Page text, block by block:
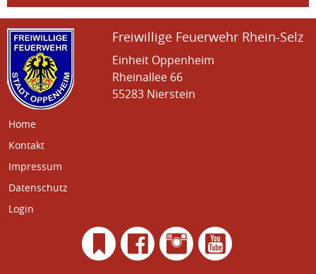
Freiwillige Feuerwehr Rhein-Selz
Einheit Oppenheim
Rheinallee 66
55283 Nierstein
Home
Kontakt
Impressum
Datenschutz
Login